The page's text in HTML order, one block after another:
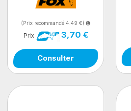
(Prix recommandé 4.49 €)
Prix 3,70 €
Consulter